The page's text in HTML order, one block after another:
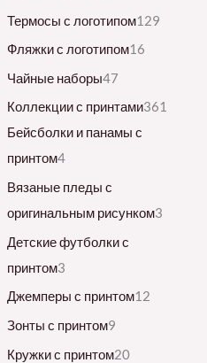
Термосы с логотипом129
Фляжки с логотипом16
Чайные наборы47
Коллекции с принтами361
Бейсболки и панамы с
принтом4
Вязаные пледы с
оригинальным рисунком3
Детские футболки с
принтом3
Джемперы с принтом12
Зонты с принтом9
Кружки с принтом20